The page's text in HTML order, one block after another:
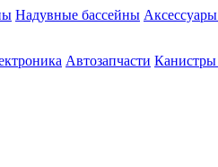
Надувные бассейны
Автозапчасти Канистры